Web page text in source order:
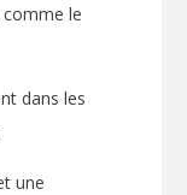
le
dans les
une